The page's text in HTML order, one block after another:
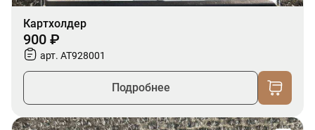
Картхолдер
900 ₽
арт. AT928001
Подробнее